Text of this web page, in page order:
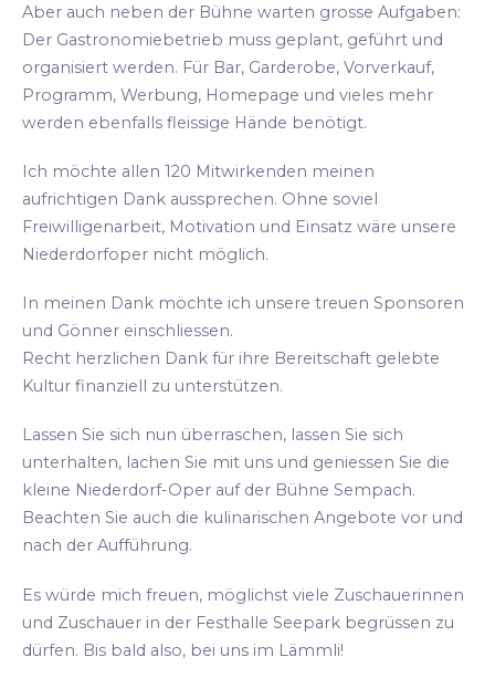
Aber auch neben der Bühne warten grosse Aufgaben:
Der Gastronomiebetrieb muss geplant, geführt und
organisiert werden. Für Bar, Garderobe, Vorverkauf,
Programm, Werbung, Homepage und vieles mehr
werden ebenfalls fleissige Hände benötigt.
Ich möchte allen 120 Mitwirkenden meinen
aufrichtigen Dank aussprechen. Ohne soviel
Freiwilligenarbeit, Motivation und Einsatz wäre unsere
Niederdorfoper nicht möglich.
In meinen Dank möchte ich unsere treuen Sponsoren
und Gönner einschliessen.
Recht herzlichen Dank für ihre Bereitschaft gelebte
Kultur finanziell zu unterstützen.
Lassen Sie sich nun überraschen, lassen Sie sich
unterhalten, lachen Sie mit uns und geniessen Sie die
kleine Niederdorf-Oper auf der Bühne Sempach.
Beachten Sie auch die kulinarischen Angebote vor und
nach der Aufführung.
Es würde mich freuen, möglichst viele Zuschauerinnen
und Zuschauer in der Festhalle Seepark begrüssen zu
dürfen. Bis bald also, bei uns im Lämmli!